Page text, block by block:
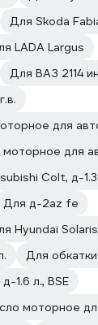
Для Skoda
LADA Largus
Для ВАЗ 2114
для
моторное для
Colt, д-1.3
Для д-2az fe
Hyundai
Для
1.6 л., BSE
моторное